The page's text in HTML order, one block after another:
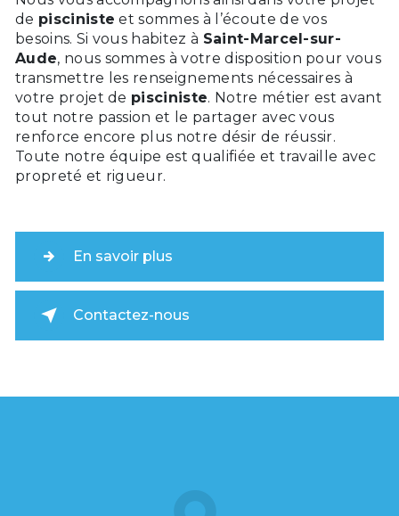
de pisciniste et sommes à l’écoute de vos
besoins. Si vous habitez à Saint-Marcel-sur-
Aude, nous sommes à votre disposition pour vous
transmettre les renseignements nécessaires à
votre projet de pisciniste. Notre métier est avant
tout notre passion et le partager avec vous
renforce encore plus notre désir de réussir.
Toute notre équipe est qualifiée et travaille avec
propreté et rigueur.
En savoir plus
Contactez-nous